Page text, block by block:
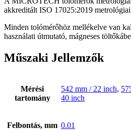
akkreditált ISO 17025:2019
Minden tolómérőhöz mellékelve van
használati útmutató, mágneses
Műszaki Jellemzők
Mérési
tartomány
542 mm / 22 inch,
40 inch
Felbontás, mm 0.01